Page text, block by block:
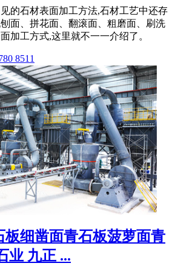
的石材表面加工方法,石材工艺中还存
面、拼花面、翻滚面、粗磨面、刷洗
加工方式,这里就不一一介绍了。
8511
板细凿面青石板菠萝面青
业 九正 ...